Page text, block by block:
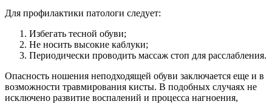
Для профилактики патологи следует:
Избегать тесной обуви;
Не носить высокие каблуки;
Периодически проводить массаж стоп для расслабления.
Опасность ношения неподходящей обуви заключается еще и в
возможности травмирования кисты. В подобных случаях не
исключено развитие воспалений и процесса нагноения,